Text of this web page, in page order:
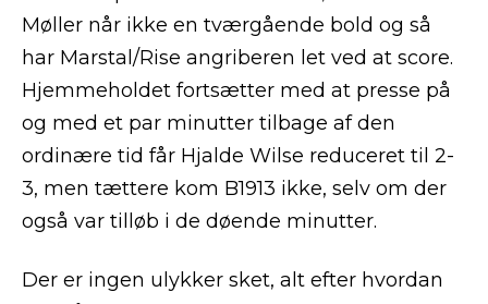
Møller når ikke en tværgående bold og så
har Marstal/Rise angriberen let ved at score.
Hjemmeholdet fortsætter med at presse på
og med et par minutter tilbage af den
ordinære tid får Hjalde Wilse reduceret til 2-
3, men tættere kom B1913 ikke, selv om der
også var tilløb i de døende minutter.
Der er ingen ulykker sket, alt efter hvordan